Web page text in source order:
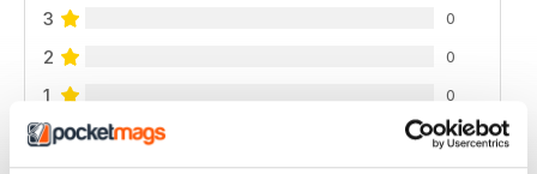
3 0
2 0
1 0